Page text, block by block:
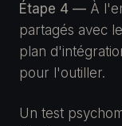
Étape 4 — À
partagés avec
plan
pour l'outiller.
Un test